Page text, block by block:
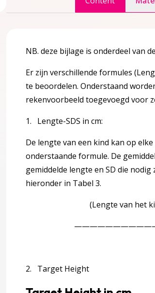
over 2 Definitie en achtergrond
over 2 Definitie en achtergrond
lengtegroei
over 3 Signaleren, diagnostiek en
over 3 Signaleren, diagnostiek en
NB. deze bijlage is onderdeel van
Er zijn verschillende formules
te beoordelen. Onderstaand
rekenvoorbeeld toegevoegd voor
1. Lengte-SDS in cm:
De lengte van een kind kan op
onderstaande formule. De
gemiddelde lengte en SD die
hieronder in Tabel 3.
(Lengte van het kind (cm) –
SD voor
2. Target Height